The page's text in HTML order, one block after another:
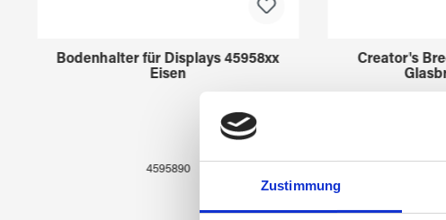
Zustimmung
Bodenhalter für Displays 45958xx
Eisen
4595890
Creator's